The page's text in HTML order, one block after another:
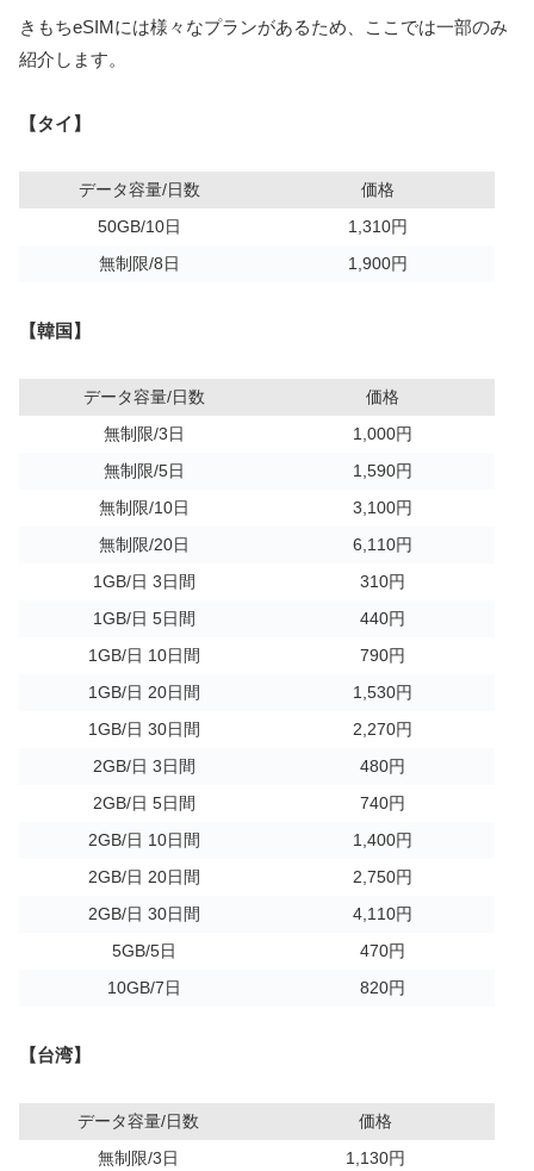
きもちeSIMには様々なプランがあるため、ここでは一部のみ
紹介します。
【タイ】
データ容量/日数
価格
50GB/10日
1,310円
無制限/8日
1,900円
【韓国】
データ容量/日数
価格
無制限/3日
1,000円
無制限/5日
1,590円
無制限/10日
3,100円
無制限/20日
6,110円
1GB/日 3日間
310円
1GB/日 5日間
440円
1GB/日 10日間
790円
1GB/日 20日間
1,530円
1GB/日 30日間
2,270円
2GB/日 3日間
480円
2GB/日 5日間
740円
2GB/日 10日間
1,400円
2GB/日 20日間
2,750円
2GB/日 30日間
4,110円
5GB/5日
470円
10GB/7日
820円
【台湾】
データ容量/日数
価格
無制限/3日
1,130円